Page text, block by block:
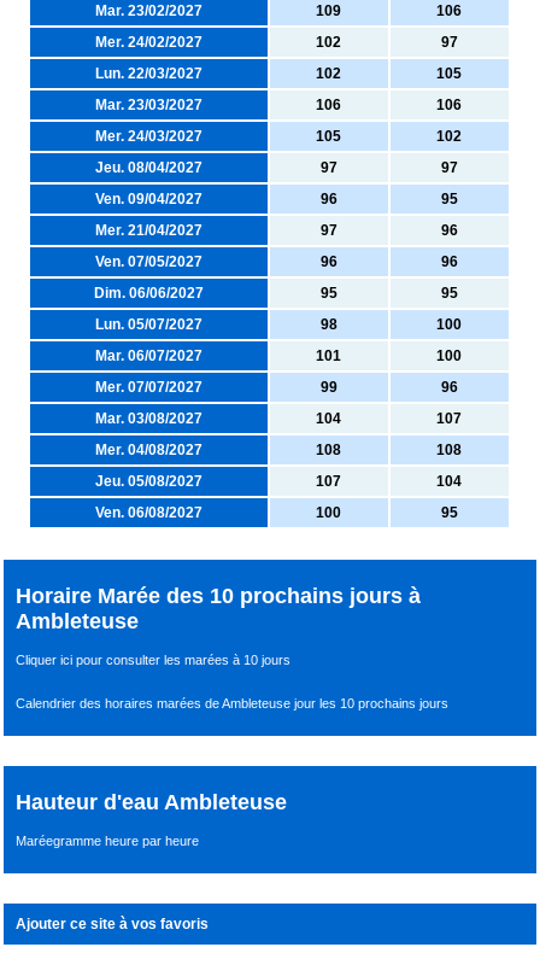
Mar. 23/02/2027
109
106
Mer. 24/02/2027
102
97
Lun. 22/03/2027
102
105
Mar. 23/03/2027
106
106
Mer. 24/03/2027
105
102
Jeu. 08/04/2027
97
97
Ven. 09/04/2027
96
95
Mer. 21/04/2027
97
96
Ven. 07/05/2027
96
96
Dim. 06/06/2027
95
95
Lun. 05/07/2027
98
100
Mar. 06/07/2027
101
100
Mer. 07/07/2027
99
96
Mar. 03/08/2027
104
107
Mer. 04/08/2027
108
108
Jeu. 05/08/2027
107
104
Ven. 06/08/2027
100 95
Horaire Marée des 10 prochains jours à
Ambleteuse
Cliquer ici pour consulter les marées à 10 jours
Calendrier des horaires marées de Ambleteuse jour les 10 prochains jours
Hauteur d'eau Ambleteuse
Maréegramme heure par heure
Ajouter ce site à vos favoris